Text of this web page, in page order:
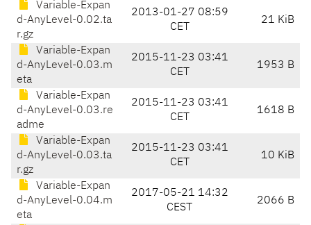
Variable-Expan
d-AnyLevel-0.02.ta
r.gz
2013-01-27 08:59
CET
21 KiB
Variable-Expan
d-AnyLevel-0.03.m
eta
2015-11-23 03:41
CET
1953 B
Variable-Expan
d-AnyLevel-0.03.re
adme
2015-11-23 03:41
CET
1618 B
Variable-Expan
d-AnyLevel-0.03.ta
r.gz
2015-11-23 03:41
CET
10 KiB
Variable-Expan
d-AnyLevel-0.04.m
eta
2017-05-21 14:32
CEST
2066 B